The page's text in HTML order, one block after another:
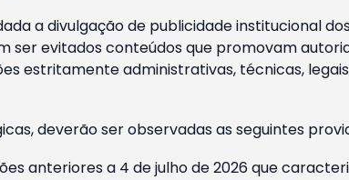
a divulgação de publicidade institucional
ser evitados conteúdos que promovam
estritamente administrativas, técnicas,
deverão ser observadas as seguintes
anteriores a 4 de julho de 2026 que